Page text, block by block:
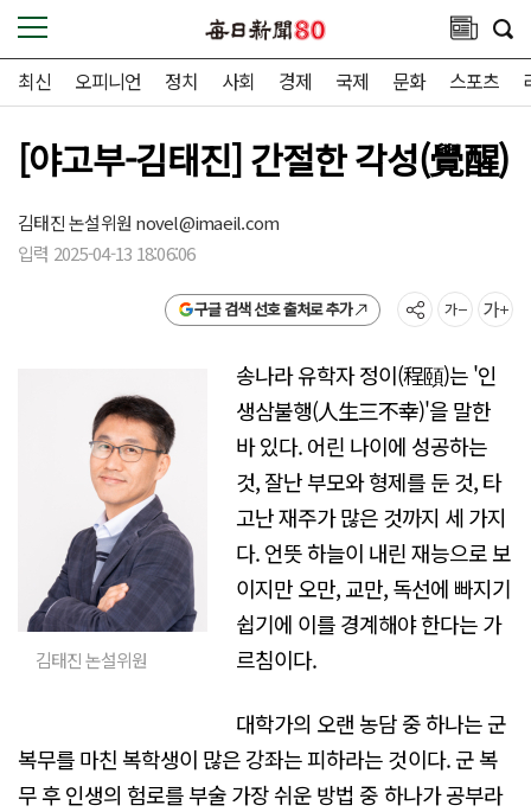
최신 오피니언 정치 사회 경제 국제 문화 스포츠
[야고부-김태진] 간절한 각성(覺醒)
김태진 논설위원 novel@imaeil.com
입력 2025-04-13 18:06:06
구글 검색 선호 출처로 추가
김태진 논설위원
송나라 유학자 정이(程頤)는 '인
생삼불행(人生三不幸)'을 말한
바 있다. 어린 나이에 성공하는
것, 잘난 부모와 형제를 둔 것, 타
고난 재주가 많은 것까지 세 가지
다. 언뜻 하늘이 내린 재능으로 보
이지만 오만, 교만, 독선에 빠지기
쉽기에 이를 경계해야 한다는 가
르침이다.
대학가의 오랜 농담 중 하나는 군
복무를 마친 복학생이 많은 강좌는 피하라는 것이다. 군 복
무 후 인생의 험로를 부술 가장 쉬운 방법 중 하나가 공부라